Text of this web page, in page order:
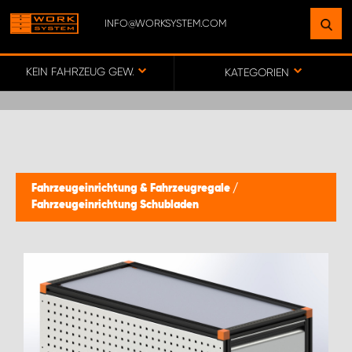
INFO@WORKSYSTEM.COM
KEIN FAHRZEUG GEWÄHLT KATEGORIEN
Fahrzeugeinrichtung & Fahrzeugregale /
Fahrzeugeinrichtung Schubladen
FINDEN SIE EINEN STANDORT
IN IHRER NÄHE
KEY ACCOUNT GERMANY
WORK SYSTEM BERLIN
WORK SYSTEM FRANKFURT (MAIN)